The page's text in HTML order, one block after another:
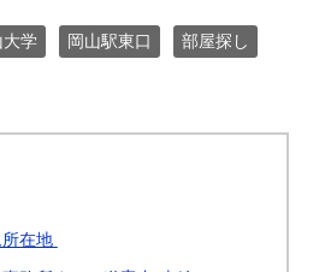
大学 岡山駅東口 部屋探し
在地